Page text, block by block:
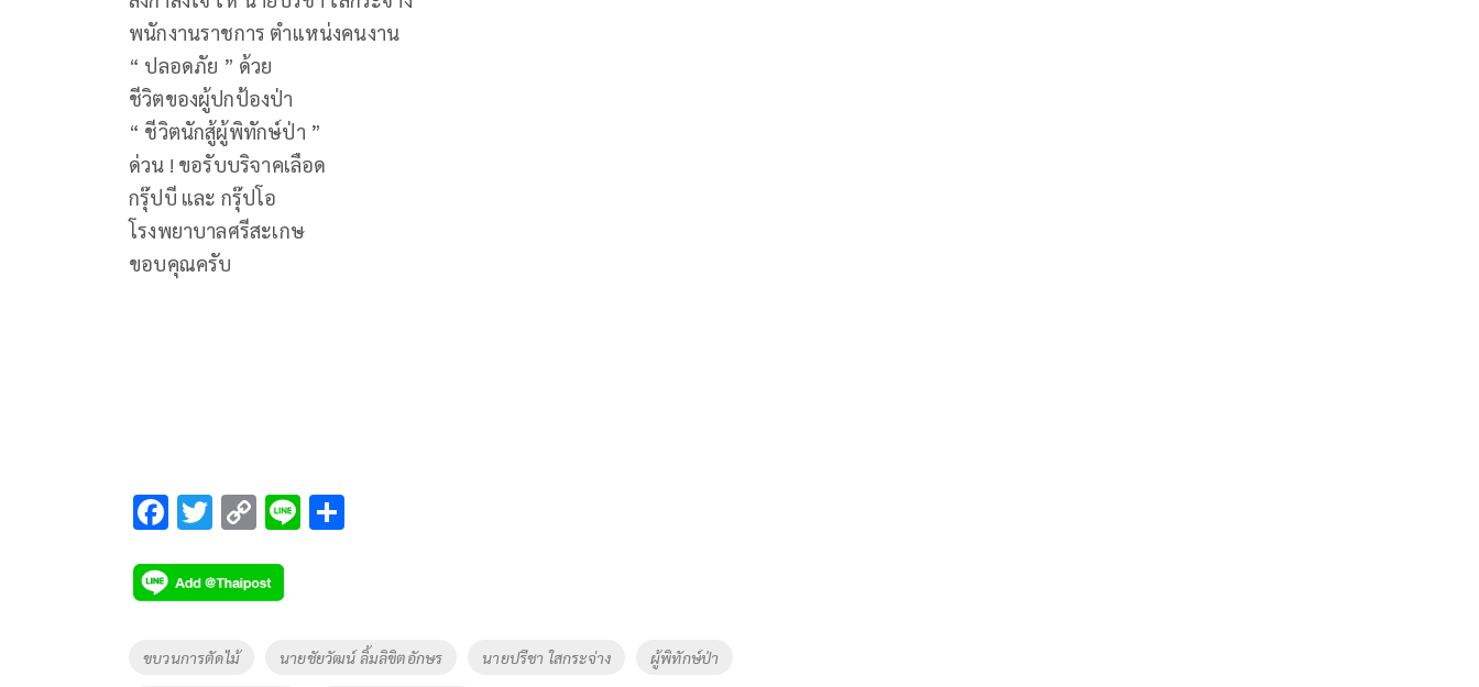
พนักงานราชการ ตำแหน่งคนงาน
“ ปลอดภัย ” ด้วย
ชีวิตของผู้ปกป้องป่า
“ ชีวิตนักสู้ผู้พิทักษ์ป่า ”
ด่วน ! ขอรับบริจาคเลือด
กรุ๊ปบี และ กรุ๊ปโอ
โรงพยาบาลศรีสะเกษ
ขอบคุณครับ
F
e
b
o
T
tt
er
C
p
y
Li
Li
Tags
ขบวนการตัดไม้ นายชัยวัฒน์ ลิ้มลิขิตอักษร นายปรีชา ใสกระจ่าง ผู้พิทักษ์ป่า